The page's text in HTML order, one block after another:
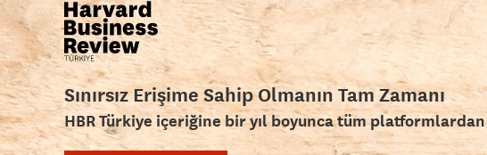
Sınırsız Erişime Sahip Olmanın Tam Zamanı
HBR Türkiye içeriğine bir yıl boyunca tüm